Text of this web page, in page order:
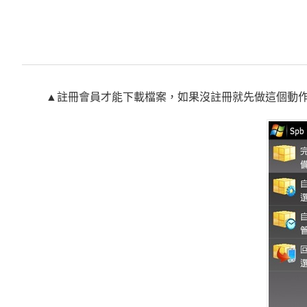
▲註冊會員才能下載檔案，如果沒註冊就先做這個動